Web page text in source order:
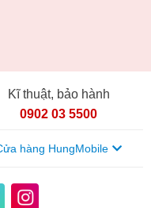
Kĩ thuật, bảo hành
0902 03 5500
hàng HungMobile